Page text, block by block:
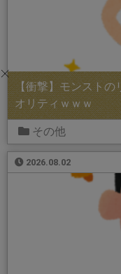
【衝撃】モンストの
オリティｗｗｗ
その他
2026.08.02